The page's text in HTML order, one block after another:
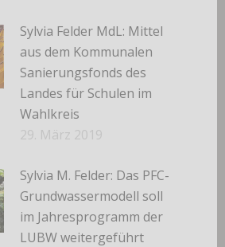
Sylvia Felder MdL: Mittel
aus dem Kommunalen
Sanierungsfonds des
Landes für Schulen im
Wahlkreis
29. März 2019
Sylvia M. Felder: Das PFC-
Grundwassermodell soll
im Jahresprogramm der
LUBW weitergeführt